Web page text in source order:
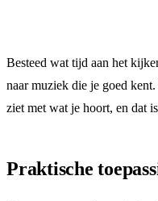
Besteed wat tijd aan het
naar muziek die je goed
ziet met wat je hoort, en dat
Praktische